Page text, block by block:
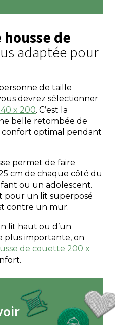
adaptée pour
de taille
devrez sélectionner
x 200. C’est la
belle retombée de
optimal pendant
permet de faire
cm de chaque côté du
ou un adolescent.
pour un lit superposé
contre un mur.
lit haut ou d’un
plus importante, on
de couette 200 x